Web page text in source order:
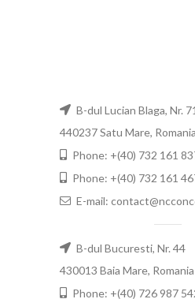
B-dul Lucian Blaga, Nr. 71
440237 Satu Mare, Romania
Phone: +(40) 732 161
Phone: +(40) 732 161
E-mail:
B-dul Bucuresti, Nr. 44
430013 Baia Mare, Romania
Phone: +(40) 726 987